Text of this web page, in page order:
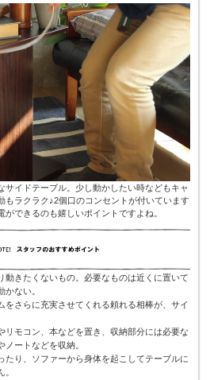
サイドテーブル。少し動かしたい時などもキャ
もラクラク♪2個口のコンセントが付いています
できるのも嬉しいポイントですよね。
動きたくないもの。必要なものは近くに置いて
かない。
をさらに充実させてくれる頼れる相棒が、サイ
リモコン、本などを置き、収納部分には必要な
ートなどを収納。
たり、ソファーから身体を起こしてテーブルに